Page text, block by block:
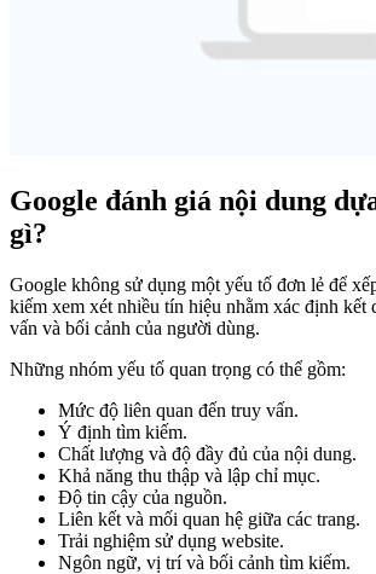
Google đánh giá nội dung
gì?
Google không sử dụng một yếu tố đơn lẻ để
kiếm xem xét nhiều tín hiệu nhằm xác định kết
vấn và bối cảnh của người dùng.
Những nhóm yếu tố quan trọng có thể gồm:
Mức độ liên quan đến truy vấn.
Ý định tìm kiếm.
Chất lượng và độ đầy đủ của nội dung.
Khả năng thu thập và lập chỉ mục.
Độ tin cậy của nguồn.
Liên kết và mối quan hệ giữa các trang.
Trải nghiệm sử dụng website.
Ngôn ngữ, vị trí và bối cảnh tìm kiếm.